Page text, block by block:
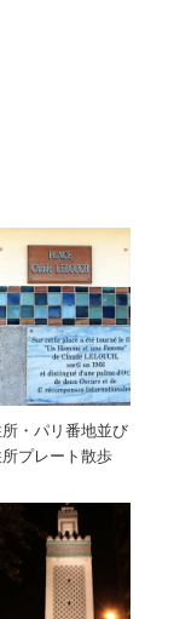
・パリ番地並び
プレート散歩